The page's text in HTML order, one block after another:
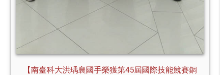
【南臺科大洪瑀襄國手榮獲第45屆國際技能競賽銅